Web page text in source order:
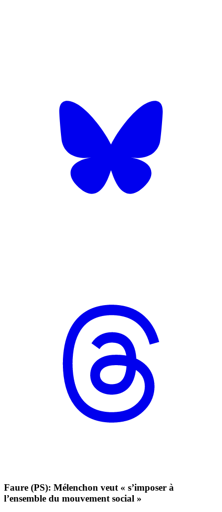
Faure (PS): Mélenchon veut « s’imposer à
l’ensemble du mouvement social »